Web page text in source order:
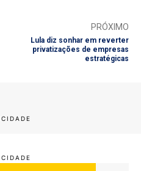
PRÓXIMO
Lula diz sonhar em reverter
privatizações de empresas
estratégicas